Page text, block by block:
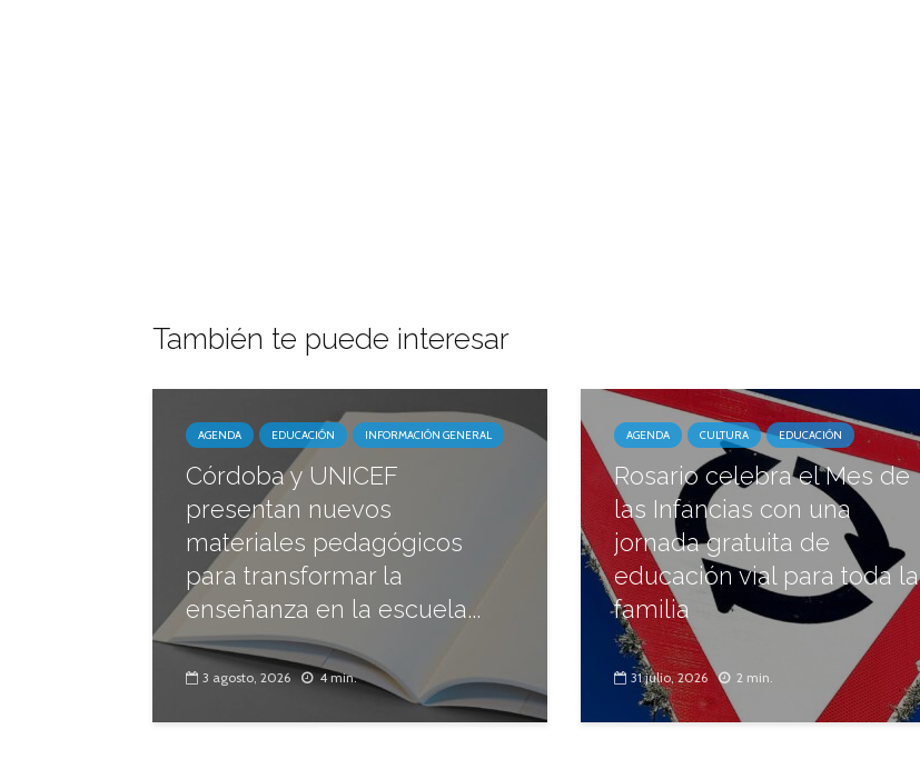
También te puede interesar
AGENDA EDUCACIÓN INFORMACIÓN GENERAL
Córdoba y UNICEF
presentan nuevos
materiales pedagógicos
para transformar la
enseñanza en la escuela...
3 agosto, 2026 4 min.
AGENDA CULTURA EDUCACIÓN
Rosario celebra el Mes de
las Infancias con una
jornada gratuita de
educación vial para toda la
familia
31 julio, 2026 2 min.